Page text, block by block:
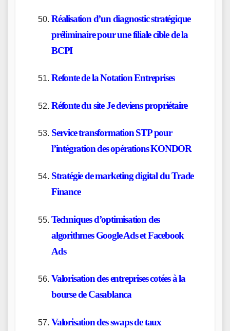
Réalisation d’un diagnostic stratégique
préliminaire pour une filiale cible de la
BCPI
Refonte de la Notation Entreprises
Réfonte du site Je deviens propriétaire
Service transformation STP pour
l’intégration des opérations KONDOR
Stratégie de marketing digital du Trade
Finance
Techniques d’optimisation des
algorithmes Google Ads et Facebook
Ads
Valorisation des entreprises cotées à la
bourse de Casablanca
Valorisation des swaps de taux